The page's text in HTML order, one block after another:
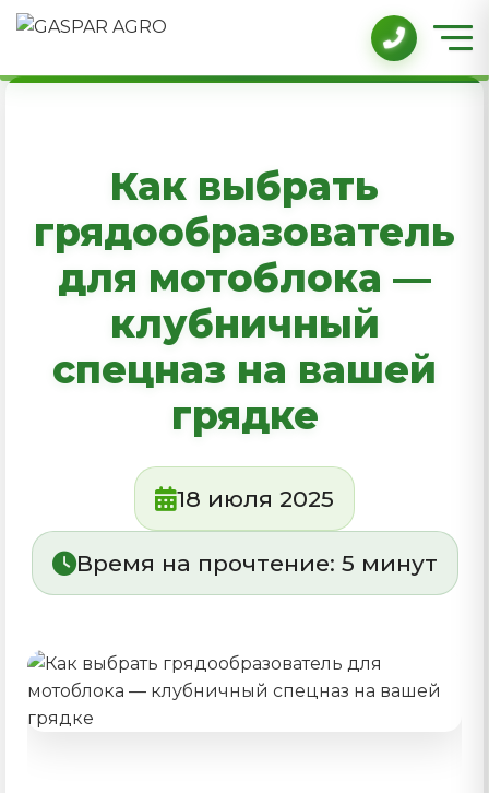
Как выбрать
грядообразователь
для мотоблока —
клубничный
спецназ на вашей
грядке
18 июля 2025
Время на прочтение: 5 минут